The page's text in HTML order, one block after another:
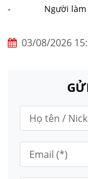
- Người làm
03/08/2026